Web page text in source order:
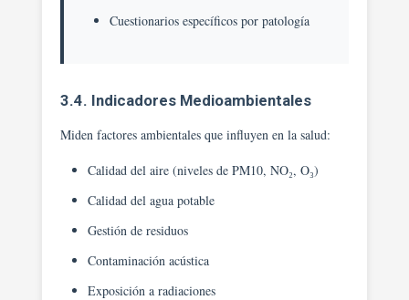
Cuestionarios específicos por patología
3.4. Indicadores Medioambientales
Miden factores ambientales que influyen en la salud:
Calidad del aire (niveles de PM10, NO₂, O₃)
Calidad del agua potable
Gestión de residuos
Contaminación acústica
Exposición a radiaciones